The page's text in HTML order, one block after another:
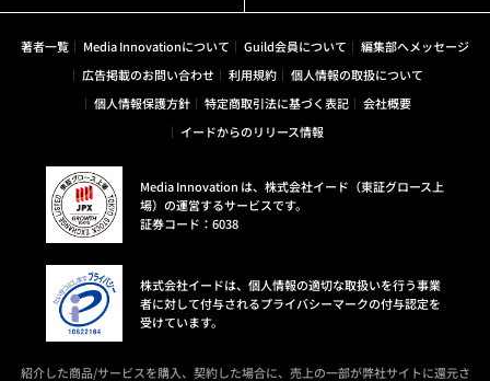
著者一覧 Media Innovationについて Guild会員について
編集部へメッセージ
広告掲載のお問い合わせ
利用規約
個人情報の取扱について
個人情報保護方針
特定商取引法に基づく表記
会社概要
イードからのリリース情報
Media Innovation は、株式会社イード（東証グロース上
場）の運営するサービスです。
証券コード：6038
株式会社イードは、個人情報の適切な取扱いを行う事業
者に対して付与されるプライバシーマークの付与認定を
受けています。
紹介した商品/サービスを購入、契約した場合に、売上の一部が弊社サイトに還元さ